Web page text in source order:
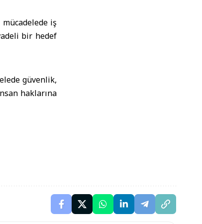
iş
bir hedef
güvenlik,
haklarına